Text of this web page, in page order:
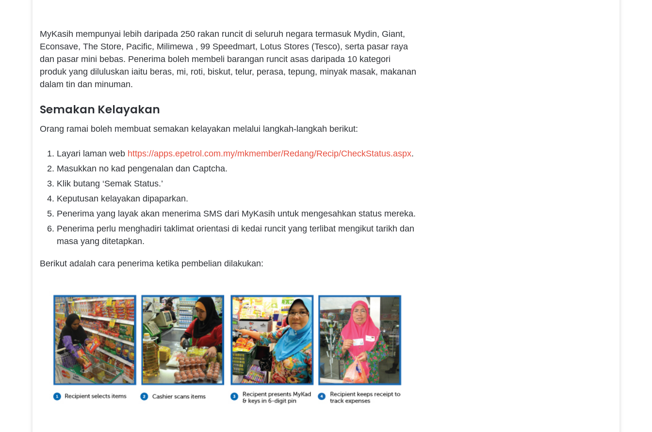
MyKasih mempunyai lebih daripada 250 rakan runcit di seluruh negara termasuk Mydin, Giant,
Econsave, The Store, Pacific, Milimewa , 99 Speedmart, Lotus Stores (Tesco), serta pasar raya
dan pasar mini bebas. Penerima boleh membeli barangan runcit asas daripada 10 kategori
produk yang diluluskan iaitu beras, mi, roti, biskut, telur, perasa, tepung, minyak masak, makanan
dalam tin dan minuman.
Semakan Kelayakan
Orang ramai boleh membuat semakan kelayakan melalui langkah-langkah berikut:
Layari laman web https://apps.epetrol.com.my/mkmember/Redang/Recip/CheckStatus.aspx.
Masukkan no kad pengenalan dan Captcha.
Klik butang ‘Semak Status.’
Keputusan kelayakan dipaparkan.
Penerima yang layak akan menerima SMS dari MyKasih untuk mengesahkan status mereka.
Penerima perlu menghadiri taklimat orientasi di kedai runcit yang terlibat mengikut tarikh dan
masa yang ditetapkan.
Berikut adalah cara penerima ketika pembelian dilakukan: